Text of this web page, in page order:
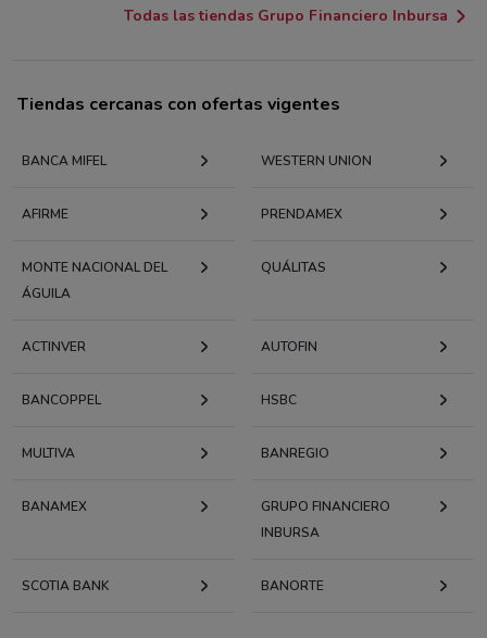
Todas las tiendas Grupo Financiero Inbursa
Tiendas cercanas con ofertas vigentes
BANCA MIFEL WESTERN UNION
AFIRME PRENDAMEX
MONTE NACIONAL DEL
ÁGUILA
QUÁLITAS
ACTINVER AUTOFIN
BANCOPPEL HSBC
MULTIVA BANREGIO
BANAMEX
GRUPO FINANCIERO
INBURSA
SCOTIA BANK BANORTE